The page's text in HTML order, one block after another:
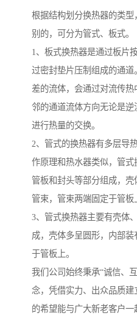
根据结构划分换热器的类
别的，可分为管式、板式。
1、板式换热器是通过板片
过密封垫片压制组成的通
差的流体，会通过对流传
邻的通道流体方向无论是
进行热量的交换。
2、管式的换热器有多层导
作原理和热水器类似，管式
管板和封头等部分组成，
管束，管束两端固定于管板
3、管式换热器主要有壳体
成，壳体多呈圆形，内部
于管板上。
我们公司始终秉承“诚信、
念，凭借实力、出众品质
的希望能与广大新老客户一